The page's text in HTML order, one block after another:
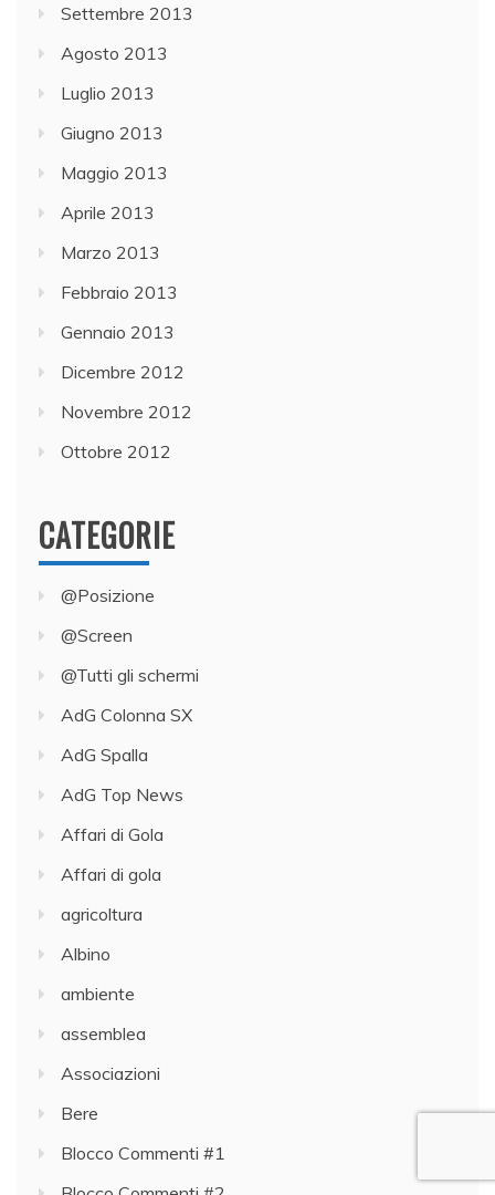
Settembre 2013
Agosto 2013
Luglio 2013
Giugno 2013
Maggio 2013
Aprile 2013
Marzo 2013
Febbraio 2013
Gennaio 2013
Dicembre 2012
Novembre 2012
Ottobre 2012
CATEGORIE
@Posizione
@Screen
@Tutti gli schermi
AdG Colonna SX
AdG Spalla
AdG Top News
Affari di Gola
Affari di gola
agricoltura
Albino
ambiente
assemblea
Associazioni
Bere
Blocco Commenti #1